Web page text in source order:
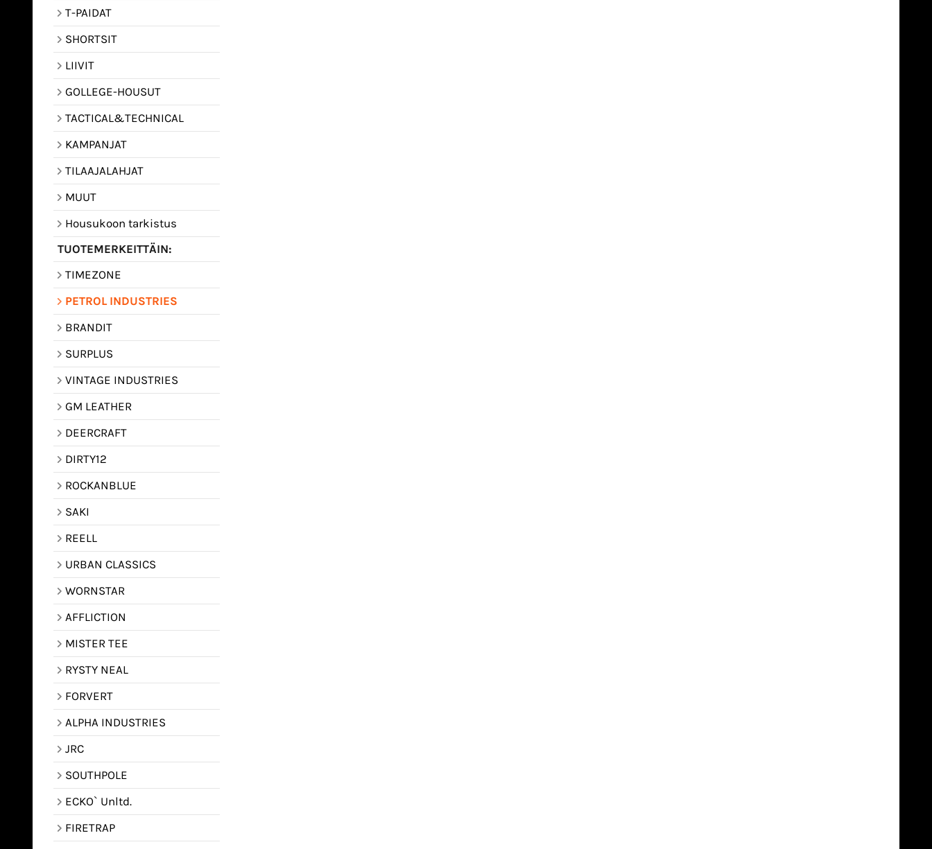
T-PAIDAT
SHORTSIT
LIIVIT
GOLLEGE-HOUSUT
TACTICAL&TECHNICAL
KAMPANJAT
TILAAJALAHJAT
MUUT
Housukoon tarkistus
TUOTEMERKEITTÄIN:
TIMEZONE
PETROL INDUSTRIES
BRANDIT
SURPLUS
VINTAGE INDUSTRIES
GM LEATHER
DEERCRAFT
DIRTY12
ROCKANBLUE
SAKI
REELL
URBAN CLASSICS
WORNSTAR
AFFLICTION
MISTER TEE
RYSTY NEAL
FORVERT
ALPHA INDUSTRIES
JRC
SOUTHPOLE
ECKO` Unltd.
FIRETRAP